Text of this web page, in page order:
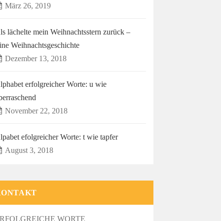
März 26, 2019
lächelte mein Weihnachtsstern zurück –
Weihnachtsgeschichte
Dezember 13, 2018
erfolgreicher Worte: u wie
November 22, 2018
efolgreicher Worte: t wie tapfer
August 3, 2018
WORTE